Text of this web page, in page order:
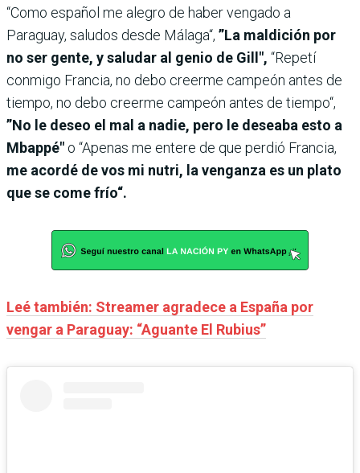
“Como español me alegro de haber vengado a
Paraguay, saludos desde Málaga“, ”La maldición por
no ser gente, y saludar al genio de Gill", “Repetí
conmigo Francia, no debo creerme campeón antes de
tiempo, no debo creerme campeón antes de tiempo“,
”No le deseo el mal a nadie, pero le deseaba esto a
Mbappé" o “Apenas me entere de que perdió Francia,
me acordé de vos mi nutri, la venganza es un plato
que se come frío“.
Leé también: Streamer agradece a España por
vengar a Paraguay: “Aguante El Rubius”